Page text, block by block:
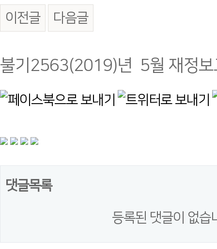
이전글 다음글
본문
불기2563(2019)년 5월 재정
댓글목록
등록된 댓글이 없습